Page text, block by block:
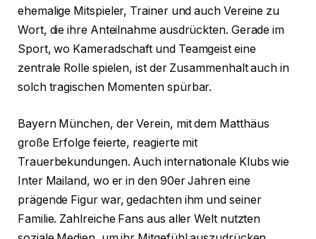
ehemalige Mitspieler, Trainer und auch Vereine zu
Wort, die ihre Anteilnahme ausdrückten. Gerade im
Sport, wo Kameradschaft und Teamgeist eine
zentrale Rolle spielen, ist der Zusammenhalt auch in
solch tragischen Momenten spürbar.
Bayern München, der Verein, mit dem Matthäus
große Erfolge feierte, reagierte mit
Trauerbekundungen. Auch internationale Klubs wie
Inter Mailand, wo er in den 90er Jahren eine
prägende Figur war, gedachten ihm und seiner
Familie. Zahlreiche Fans aus aller Welt nutzten